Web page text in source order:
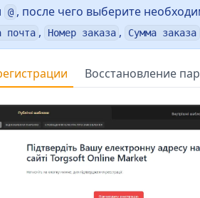
@ , после чего выберите
почта , Номер заказа , Сумма заказа
Восстановление